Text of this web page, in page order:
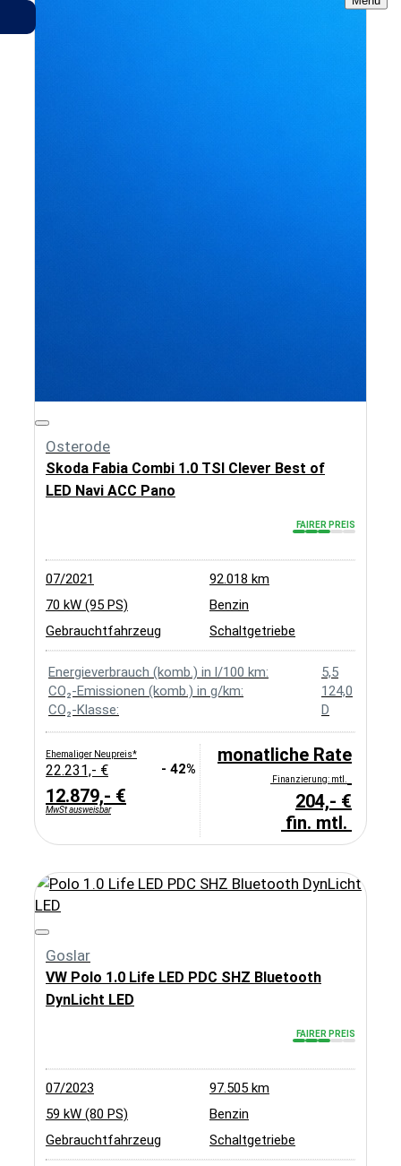
Osterode
Skoda Fabia Combi 1.0 TSI Clever Best of
LED Navi ACC Pano
FAIRER PREIS
07/2021
92.018 km
70 kW (95 PS)
Benzin
Gebrauchtfahrzeug
Schaltgetriebe
Energieverbrauch (komb.) in l/100 km:
5,5
CO₂-Emissionen (komb.) in g/km:
124,0
CO₂-Klasse:
D
Ehemaliger Neupreis*
22.231,- € - 42%
12.879,- €
MwSt ausweisbar
monatliche Rate
Finanzierung: mtl.
204,- €
fin. mtl.
Goslar
VW Polo 1.0 Life LED PDC SHZ Bluetooth
DynLicht LED
FAIRER PREIS
07/2023
97.505 km
59 kW (80 PS)
Benzin
Gebrauchtfahrzeug
Schaltgetriebe